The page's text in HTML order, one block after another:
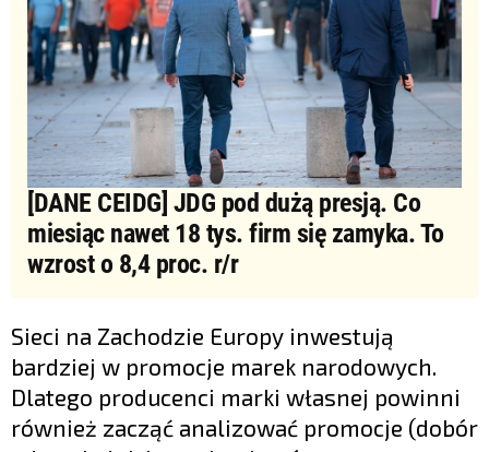
[DANE CEIDG] JDG pod dużą presją. Co
miesiąc nawet 18 tys. firm się zamyka. To
wzrost o 8,4 proc. r/r
Sieci na Zachodzie Europy inwestują
bardziej w promocje marek narodowych.
Dlatego producenci marki własnej powinni
również zacząć analizować promocje (dobór